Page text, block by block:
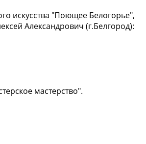
искусства "Поющее Белогорье",
Александрович (г.Белгород):
мастерство".